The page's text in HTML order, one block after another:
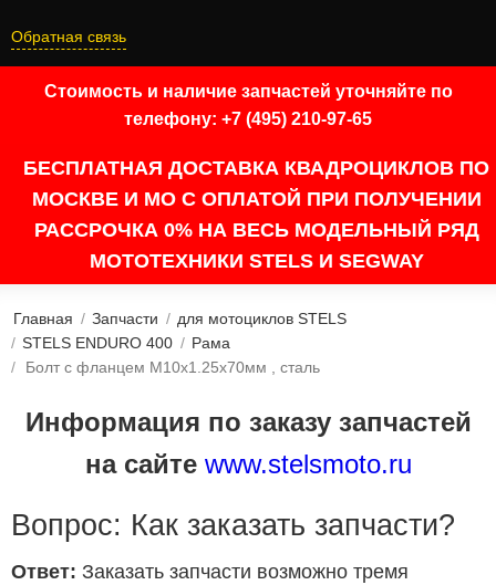
Обратная связь
Стоимость и наличие запчастей уточняйте по
телефону: +7 (495) 210-97-65
БЕСПЛАТНАЯ ДОСТАВКА КВАДРОЦИКЛОВ ПО
МОСКВЕ И МО С ОПЛАТОЙ ПРИ ПОЛУЧЕНИИ
РАССРОЧКА 0% НА ВЕСЬ МОДЕЛЬНЫЙ РЯД
МОТОТЕХНИКИ STELS И SEGWAY
Главная / Запчасти / для мотоциклов STELS
/ STELS ENDURO 400 / Рама
/
Болт с фланцем M10х1.25х70мм , сталь
Информация по заказу запчастей
на сайте www.stelsmoto.ru
Вопрос: Как заказать запчасти?
Ответ: Заказать запчасти возможно тремя